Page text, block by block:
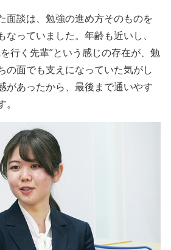
面談は、勉強の進め方そのものを
っていました。年齢も近いし、
行く先輩”という感じの存在が、勉
の面でも支えになっていた気がし
があったから、最後まで通いやす